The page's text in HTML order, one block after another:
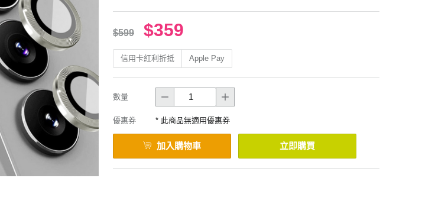
$599 $359
信用卡紅利折抵 Apple Pay
數量
優惠券 * 此商品無適用優惠券
加入購物車 立即購買